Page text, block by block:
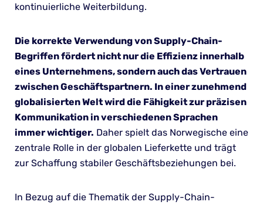
kontinuierliche Weiterbildung.
Die korrekte Verwendung von Supply-Chain-
Begriffen fördert nicht nur die Effizienz innerhalb
eines Unternehmens, sondern auch das Vertrauen
zwischen Geschäftspartnern. In einer zunehmend
globalisierten Welt wird die Fähigkeit zur präzisen
Kommunikation in verschiedenen Sprachen
immer wichtiger. Daher spielt das Norwegische eine
zentrale Rolle in der globalen Lieferkette und trägt
zur Schaffung stabiler Geschäftsbeziehungen bei.
In Bezug auf die Thematik der Supply-Chain-